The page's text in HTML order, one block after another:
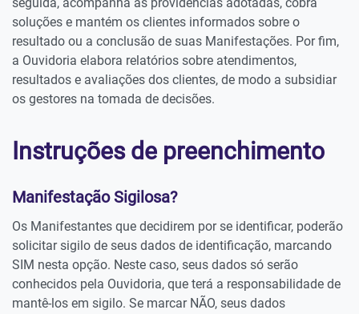
soluções e mantém os clientes informados sobre o
resultado ou a conclusão de suas Manifestações. Por fim,
a Ouvidoria elabora relatórios sobre atendimentos,
resultados e avaliações dos clientes, de modo a subsidiar
os gestores na tomada de decisões.
Instruções de preenchimento
Manifestação Sigilosa?
Os Manifestantes que decidirem por se identificar, poderão
solicitar sigilo de seus dados de identificação, marcando
SIM nesta opção. Neste caso, seus dados só serão
conhecidos pela Ouvidoria, que terá a responsabilidade de
mantê-los em sigilo. Se marcar NÃO, seus dados